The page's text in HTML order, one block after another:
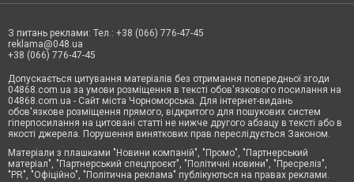
З питань реклами: Тел.: +38 (066) 776-47-45
reklama@048.ua
+38 (066) 776-47-45
Допускається цитування матеріалів без отримання попередньої згоди
04868.com.ua за умови розміщення в тексті обов'язкового посилання на
04868.com.ua - Сайт міста Чорноморська. Для інтернет-видань
обов'язкове розміщення прямого, відкритого для пошукових систем
гіперпосилання на цитовані статті не нижче другого абзацу в тексті або в
якості джерела. Порушення виняткових прав переслідується Законом.
Матеріали з плашками "Новини компаній", "Промо", "Партнерський
матеріал", "Партнерський спецпроєкт", "Політичні новини", "Пресреліз",
"PR", "Офіційно", "Політична реклама" публікуються на правах реклами.